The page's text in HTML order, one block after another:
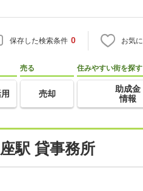
保存した検索条件 0 お気
売る
売却
住みやすい街を探す
助成金
情報
駅 貸事務所